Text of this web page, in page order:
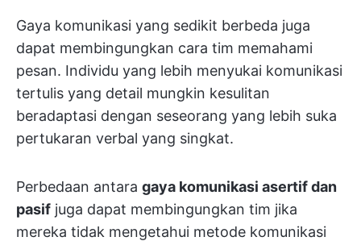
Gaya komunikasi yang sedikit berbeda juga
dapat membingungkan cara tim memahami
pesan. Individu yang lebih menyukai komunikasi
tertulis yang detail mungkin kesulitan
beradaptasi dengan seseorang yang lebih suka
pertukaran verbal yang singkat.
Perbedaan antara gaya komunikasi asertif dan
pasif juga dapat membingungkan tim jika
mereka tidak mengetahui metode komunikasi